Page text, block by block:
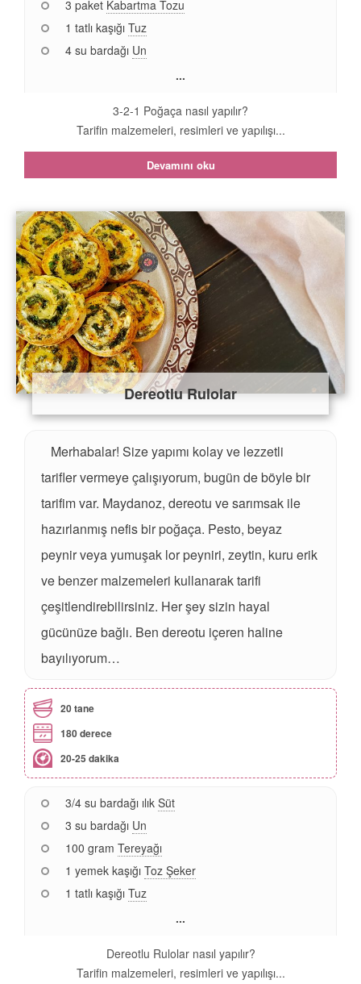
3 paket Kabartma Tozu
1 tatlı kaşığı Tuz
4 su bardağı Un
...
3-2-1 Poğaça nasıl yapılır?
Tarifin malzemeleri, resimleri ve yapılışı...
Devamını oku
Dereotlu Rulolar
Merhabalar! Size yapımı kolay ve lezzetli
tarifler vermeye çalışıyorum, bugün de böyle bir
tarifim var. Maydanoz, dereotu ve sarımsak ile
hazırlanmış nefis bir poğaça. Pesto, beyaz
peynir veya yumuşak lor peyniri, zeytin, kuru erik
ve benzer malzemeleri kullanarak tarifi
çeşitlendirebilirsiniz. Her şey sizin hayal
gücünüze bağlı. Ben dereotu içeren haline
bayılıyorum…
20 tane
180 derece
20-25 dakika
3/4 su bardağı ılık Süt
3 su bardağı Un
100 gram Tereyağı
1 yemek kaşığı Toz Şeker
1 tatlı kaşığı Tuz
...
Dereotlu Rulolar nasıl yapılır?
Tarifin malzemeleri, resimleri ve yapılışı...